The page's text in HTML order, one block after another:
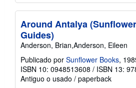
Around Antalya
Guides)
Anderson, Brian,Anderson, Eileen
Publicado por Sunflower Books,
ISBN 10: 0948513608 / ISBN 13:
Antiguo o usado / paperback